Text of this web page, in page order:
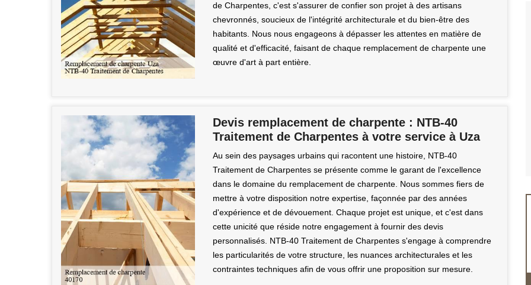
de Charpentes, c'est s'assurer de confier son projet à des artisans
chevronnés, soucieux de l'intégrité architecturale et du bien-être des
habitants. Nous nous engageons à dépasser les attentes en matière de
qualité et d'efficacité, faisant de chaque remplacement de charpente une
œuvre d'art à part entière.
Devis remplacement de charpente : NTB-40
Traitement de Charpentes à votre service à Uza
Au sein des paysages urbains qui racontent une histoire, NTB-40
Traitement de Charpentes se présente comme le garant de l'excellence
dans le domaine du remplacement de charpente. Nous sommes fiers de
mettre à votre disposition notre expertise, façonnée par des années
d'expérience et de dévouement. Chaque projet est unique, et c'est dans
cette unicité que réside notre engagement à fournir des devis
personnalisés. NTB-40 Traitement de Charpentes s'engage à comprendre
les particularités de votre structure, les nuances architecturales et les
contraintes techniques afin de vous offrir une proposition sur mesure.